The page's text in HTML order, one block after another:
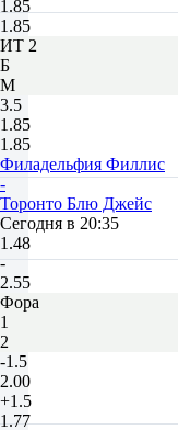
1.85
1.85
ИТ 2
Б
М
3.5
1.85
1.85
Филадельфия Филлис
-
Торонто Блю Джейс
Сегодня в 20:35
1.48
-
2.55
Фора
1
2
-1.5
2.00
+1.5
1.77